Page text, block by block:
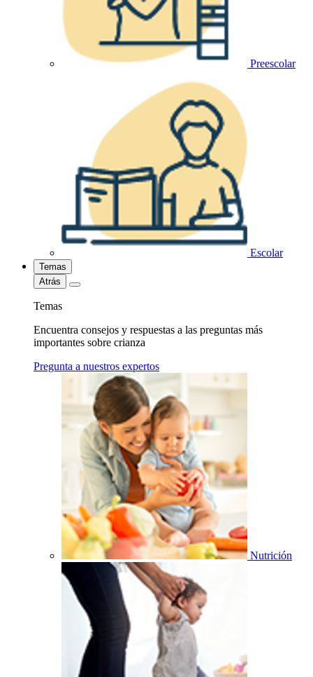
Preescolar
Escolar
Temas
Atrás
Temas
Encuentra consejos y respuestas a las preguntas más
importantes sobre crianza
Pregunta a nuestros expertos
Nutrición